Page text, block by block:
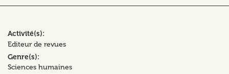
Activité(s)
Editeur de revues
Genre(s)
Sciences humaines